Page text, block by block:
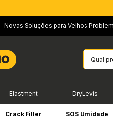
- Novas Soluções para Velhos
Elastment DryLevis
Crack Filler SOS Umidade